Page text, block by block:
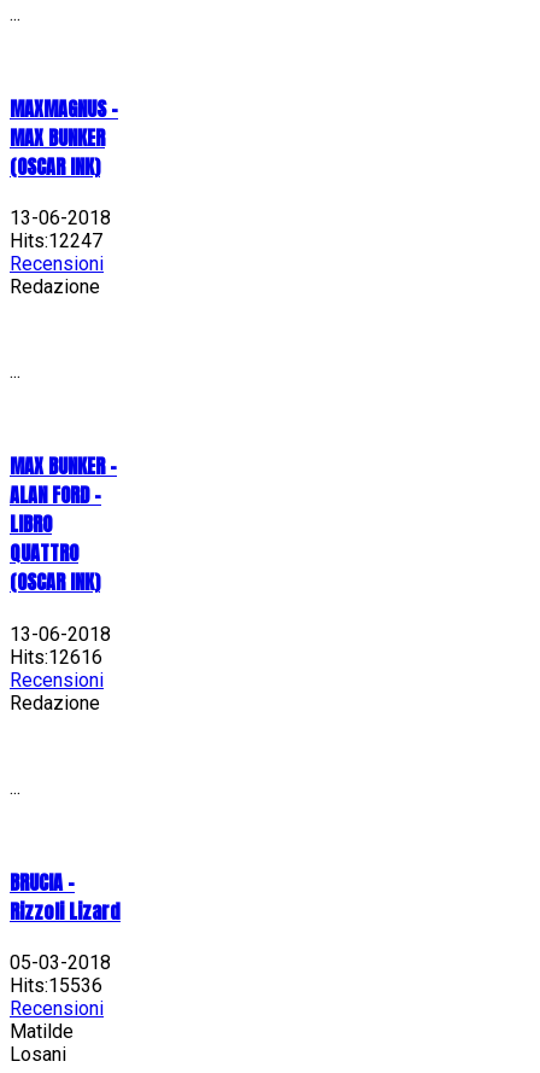
...
MAXMAGNUS –
MAX BUNKER
(OSCAR INK)
13-06-2018
Hits:12247
Recensioni
Redazione
...
MAX BUNKER –
ALAN FORD –
LIBRO
QUATTRO
(OSCAR INK)
13-06-2018
Hits:12616
Recensioni
Redazione
...
BRUCIA -
Rizzoli Lizard
05-03-2018
Hits:15536
Recensioni
Matilde
Losani